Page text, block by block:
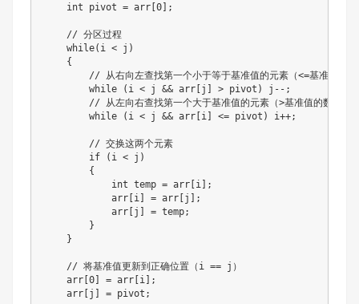
int pivot = arr [0] ;
// 分区过程
while( i < j )
{
// 从右向左查找第一个小于等于基准值的元素（<=基准值的数
while
( i < j && arr [j ] > pivot ) j -- ;
// 从左向右查找第一个大于基准值的元素（>基准值的数据）
while
( i < j && arr [i] <= pivot ) i++;
// 交换这两个元素
if
( i < j )
{
int temp = arr [i] ;
            arr
[i] = arr [j ] ;
            arr
[j ] = temp;
}
}
// 将基准值更新到正确位置（i == j）
    arr
[0] = arr [i] ;
    arr
[j ] = pivot ;